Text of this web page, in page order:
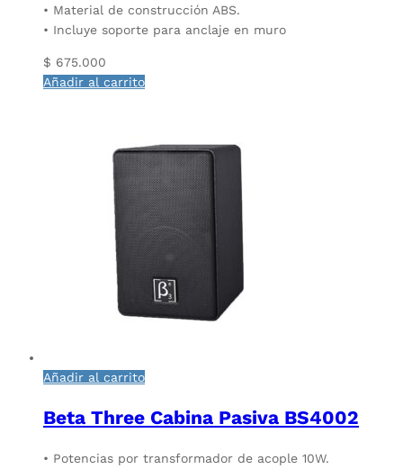
• Material de construcción ABS.
• Incluye soporte para anclaje en muro
$ 675.000
Añadir al carrito
Añadir al carrito
Beta Three Cabina Pasiva BS4002
• Potencias por transformador de acople 10W.